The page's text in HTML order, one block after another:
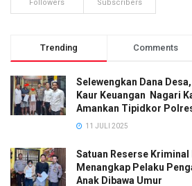
Followers Subscribers
Trending Comments
Selewengkan Dana
Kaur Keuangan Nagari
Amankan Tipidkor
11 JULI 2025
Satuan Reserse
Menangkap Pelaku
Anak Dibawa Umur